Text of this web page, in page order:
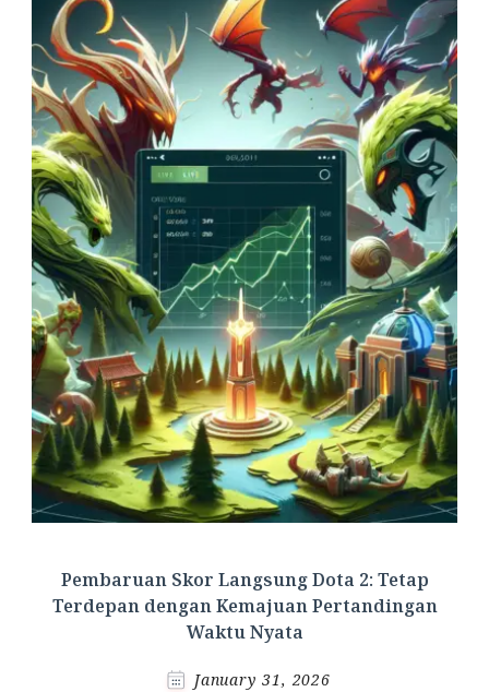
Pembaruan Skor Langsung Dota 2: Tetap
Terdepan dengan Kemajuan Pertandingan
Waktu Nyata
January 31, 2026